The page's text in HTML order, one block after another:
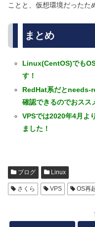
ことと、仮想環境だったた
まとめ
Linux(CentOS)でも
す！
RedHat系だとneeds-
確認できるのでおスス
VPSでは2020年4月よ
ました！
ブログ Linux
さくら VPS OS再